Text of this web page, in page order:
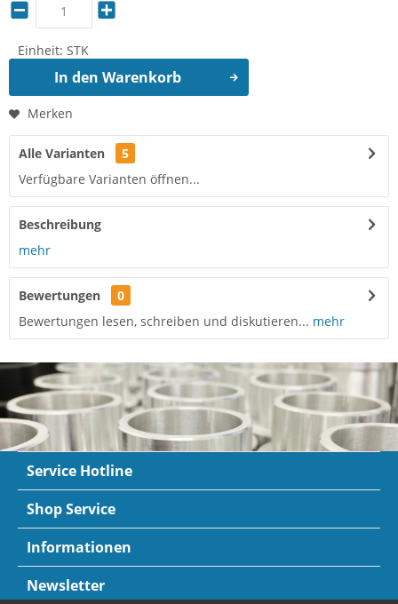
Einheit: STK
In den Warenkorb
Merken
Alle Varianten
5
Verfügbare Varianten öffnen...
Beschreibung
mehr
Bewertungen
0
Bewertungen lesen, schreiben und diskutieren... mehr
Service Hotline
Shop Service
Informationen
Newsletter